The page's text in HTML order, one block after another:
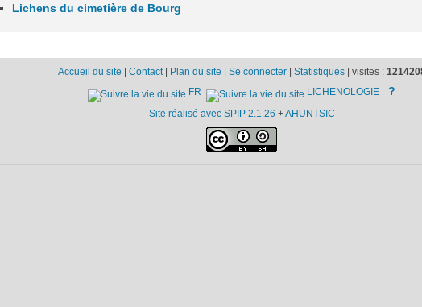
Lichens du cimetière de Bourg
Accueil du site Contact| Plan du site Se connecter| Statistiques| visites :
FR
LICHENOLOGIE ?
Site réalisé avec SPIP 2.1.26 +AHUNTSIC